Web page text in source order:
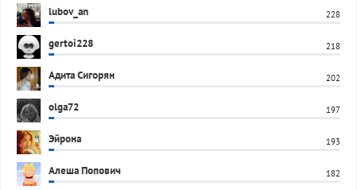
lubov_an 228
gertoi228 218
Адита Сигорян 202
olga72 197
Эйрона 193
Алеша Попович 182